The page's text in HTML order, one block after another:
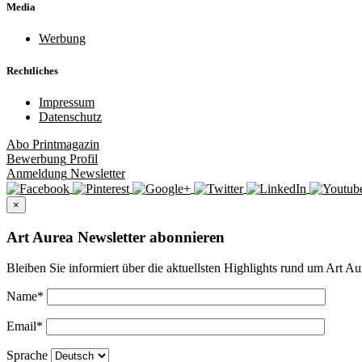
Media
Werbung
Rechtliches
Impressum
Datenschutz
Abo Printmagazin
Bewerbung Profil
Anmeldung Newsletter
×
Art Aurea Newsletter abonnieren
Bleiben Sie informiert über die aktuellsten Highlights rund um Art
Name*
Email*
Sprache